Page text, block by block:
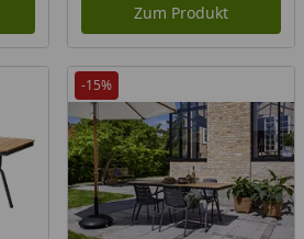
Zum Produkt
-15%